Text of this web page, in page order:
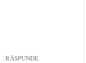
RĂSPUNDE